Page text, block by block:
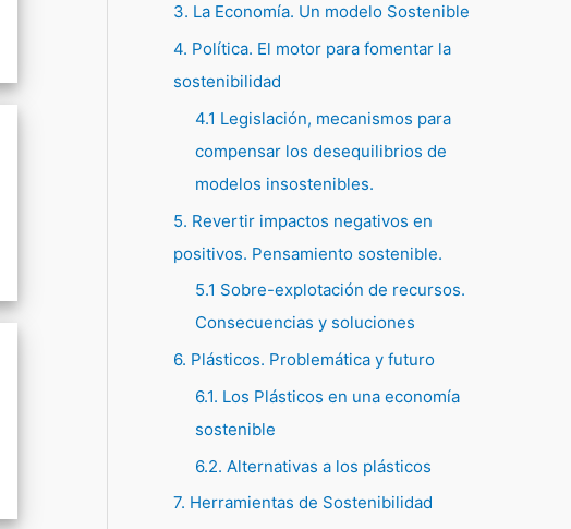
3. La Economía. Un modelo Sostenible
4. Política. El motor para fomentar la
sostenibilidad
4.1 Legislación, mecanismos para
compensar los desequilibrios de
modelos insostenibles.
5. Revertir impactos negativos en
positivos. Pensamiento sostenible.
5.1 Sobre-explotación de recursos.
Consecuencias y soluciones
6. Plásticos. Problemática y futuro
6.1. Los Plásticos en una economía
sostenible
6.2. Alternativas a los plásticos
7. Herramientas de Sostenibilidad